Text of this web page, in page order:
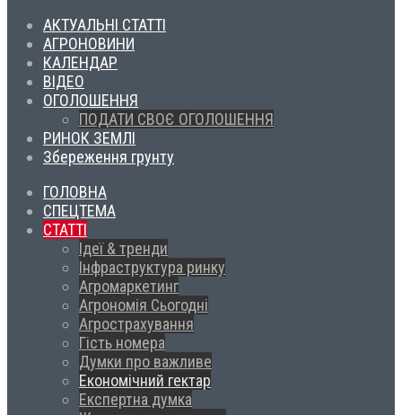
АКТУАЛЬНІ СТАТТІ
АГРОНОВИНИ
КАЛЕНДАР
ВІДЕО
ОГОЛОШЕННЯ
ПОДАТИ СВОЄ ОГОЛОШЕННЯ
РИНОК ЗЕМЛІ
Збереження грунту
ГОЛОВНА
СПЕЦТЕМА
СТАТТІ
Ідеї & тренди
Інфраструктура ринку
Агромаркетинг
Агрономія Сьогодні
Агрострахування
Гість номера
Думки про важливе
Економічний гектар
Експертна думка